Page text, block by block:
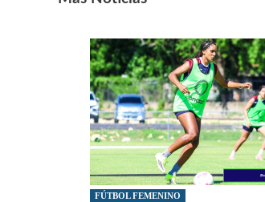
FÚTBOL FEMENINO